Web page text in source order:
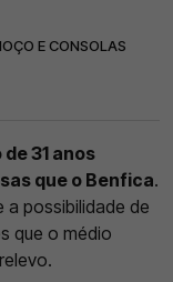
E CONSOLAS
31 anos
que o Benfica.
a possibilidade de
que o médio